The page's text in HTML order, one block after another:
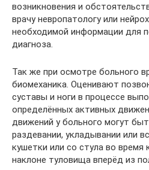
возникновения и
врачу невропатологу или
необходимой информации для
диагноза.
Так же при осмотре больного
биомеханика. Оценивают
суставы и ноги в процессе
определённых активных
движений у больного могут
раздевании, укладывании или
кушетки или со стула во время
наклоне туловища вперёд из